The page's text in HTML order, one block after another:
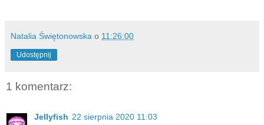
Natalia Świętonowska o 11:26:00
Udostępnij
1 komentarz:
Jellyfish 22 sierpnia 2020 11:03